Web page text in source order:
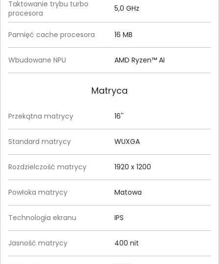
Taktowanie trybu turbo
procesora
5,0 GHz
Pamięć cache procesora 16 MB
Wbudowane NPU AMD Ryzen™ AI
Matryca
Przekątna matrycy 16''
Standard matrycy WUXGA
Rozdzielczość matrycy 1920 x 1200
Powłoka matrycy Matowa
Technologia ekranu IPS
Jasność matrycy 400 nit